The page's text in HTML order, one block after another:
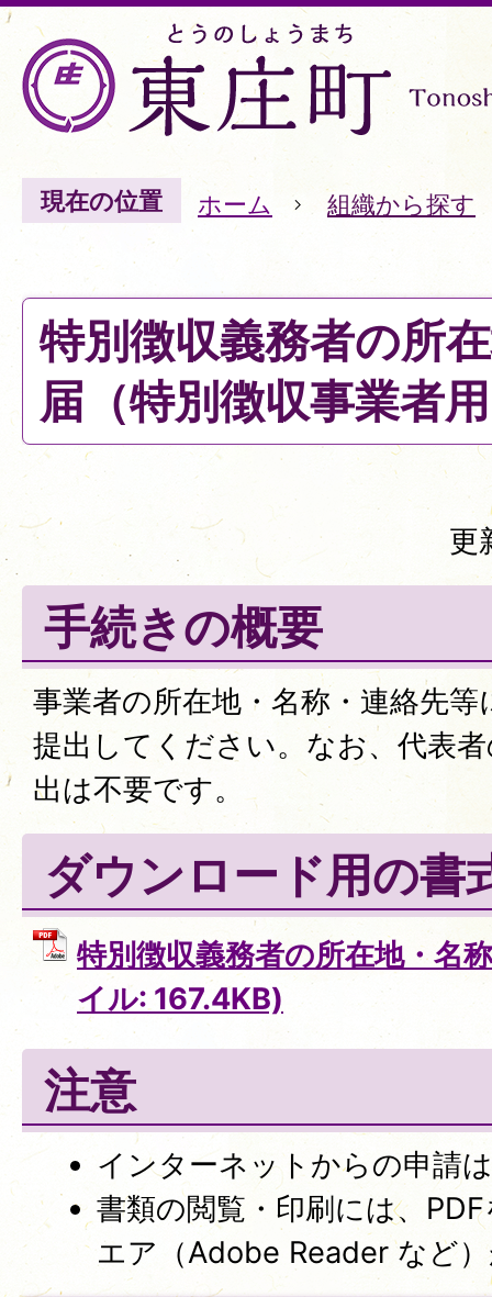
現在の位置 ホーム 組織から探す
特別徴収義務者の所
届（特別徴収事業者
更
手続きの概要
事業者の所在地・名称・連絡先
提出してください。なお、代表
出は不要です。
ダウンロード用の書
特別徴収義務者の所在地・名
イル: 167.4KB)
注意
インターネットからの申請
書類の閲覧・印刷には、
エア（Adobe Reader など